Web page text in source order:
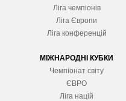
Ліга чемпіонів
Ліга Європи
Ліга конференцій
МІЖНАРОДНІ КУБКИ
Чемпіонат світу
ЄВРО
Ліга націй